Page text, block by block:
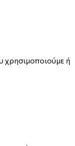
χρησιμοποιούμε ή